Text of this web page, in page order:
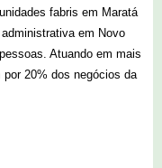
fabris em Maratá
em Novo
Atuando em mais
20% dos negócios da